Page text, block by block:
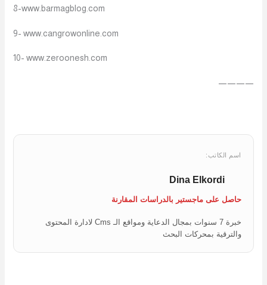
8-www.barmagblog.com
9- www.cangrowonline.com
10- www.zeroonesh.com
————
اسم الكاتب:
Dina Elkordi
حاصل على ماجستير بالدراسات المقارنة
خبرة 7 سنوات بمجال الدعاية ومواقع الـ Cms لادارة المحتوى
والترقية بمحركات البحث